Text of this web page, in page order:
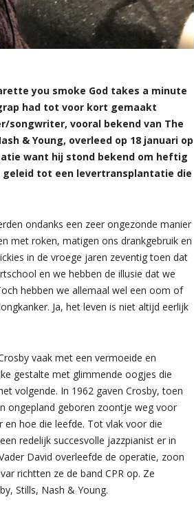
you smoke God takes a minute
had tot voor kort gemaakt
songwriter, vooral bekend van The
& Young, overleed op 18 januari op
want hij stond bekend om heftig
geleid tot een levertransplantatie die
ondanks een zeer ongezonde manier
met roken, matigen ons drankgebruik en
in de vroege jaren zeventig toen dat
en we hebben de illusie dat we
hebben we allemaal wel een oom of
Ja, het leven is niet altijd eerlijk
vaak met een vermoeide en
gestalte met glimmende oogjes die
volgende. In 1962 gaven Crosby, toen
ongepland geboren zoontje weg voor
hoe die leefde. Tot vlak voor die
redelijk succesvolle jazzpianist er in
David overleefde de operatie, zoon
richtten ze de band CPR op. Ze
Stills, Nash & Young.